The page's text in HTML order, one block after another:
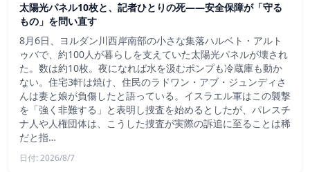
太陽光パネル10枚と、記者ひとりの死——安全保障が「守る
もの」を問い直す
8月6日、ヨルダン川西岸南部の小さな集落ハルベト・アルト
ゥバで、約100人が暮らしを支えていた太陽光パネルが壊され
た。数は約10枚。夜になれば水を汲むポンプも冷蔵庫も動か
ない。住宅3軒は焼け、住民のラドワン・アブ・ジュンディさ
んは妻と娘が負傷したと語っている。イスラエル軍はこの襲撃
を「強く非難する」と表明し捜査を始めるとしたが、パレスチ
ナ人や人権団体は、こうした捜査が実際の訴追に至ることは稀
だと指…
日付: 2026/8/7